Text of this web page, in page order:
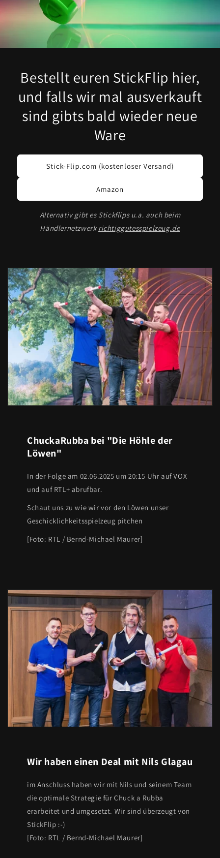
Bestellt euren StickFlip hier,
und falls wir mal ausverkauft
sind gibts bald wieder neue
Ware
Stick-Flip.com (kostenloser Versand)
Amazon
Alternativ gibt es Stickflips u.a. auch beim
Händlernetzwerkrichtiggutesspielzeug.de
ChuckaRubba bei "Die Höhle der
Löwen"
In der Folge am 02.06.2025 um 20:15 Uhr auf VOX
und auf RTL+ abrufbar.
Schaut uns zu wie wir vor den Löwen unser
Geschicklichkeitsspielzeug pitchen
[Foto: RTL / Bernd-Michael Maurer]
Wir haben einen Deal mit Nils Glagau
im Anschluss haben wir mit Nils und seinem Team
die optimale Strategie für Chuck a Rubba
erarbeitet und umgesetzt. Wir sind überzeugt von
StickFlip :-)
[Foto: RTL / Bernd-Michael Maurer]